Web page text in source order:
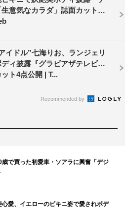
意気なカラダ」誌面カット公
イドル”七海りお、ランジェリ
ィ披露『グラビアザテレビジ
ト4点公開 | T...
Recommended by
で買った初愛車・ソアラに興奮「デジ
愛、イエローのビキニ姿で愛されボデ